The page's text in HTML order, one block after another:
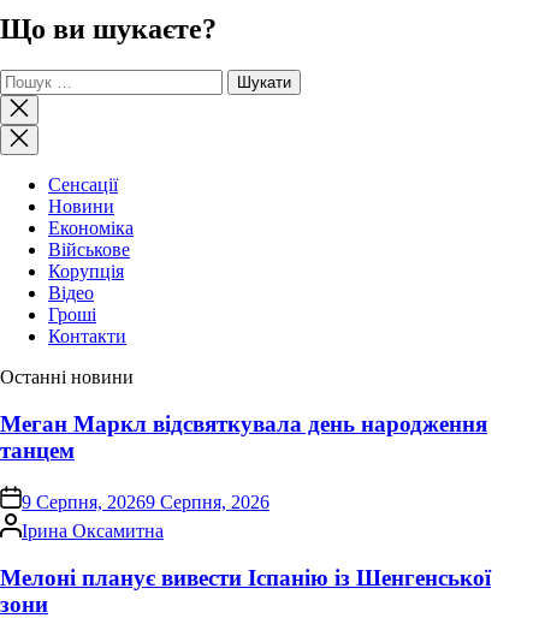
Що ви шукаєте?
Пошук:
Закрити
пошук
Сенсації
Новини
Економіка
Військове
Корупція
Відео
Гроші
Контакти
Останні новини
Меган Маркл відсвяткувала день народження
танцем
on9 Серпня, 20269 Серпня, 2026
Опубліковано
Ірина Оксамитна
Мелоні планує вивести Іспанію із Шенгенської
зони